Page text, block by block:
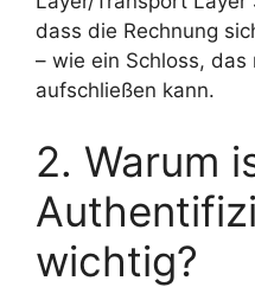
dass die Rechnung
– wie ein Schloss, das
aufschließen kann.
2. Warum
wichtig?